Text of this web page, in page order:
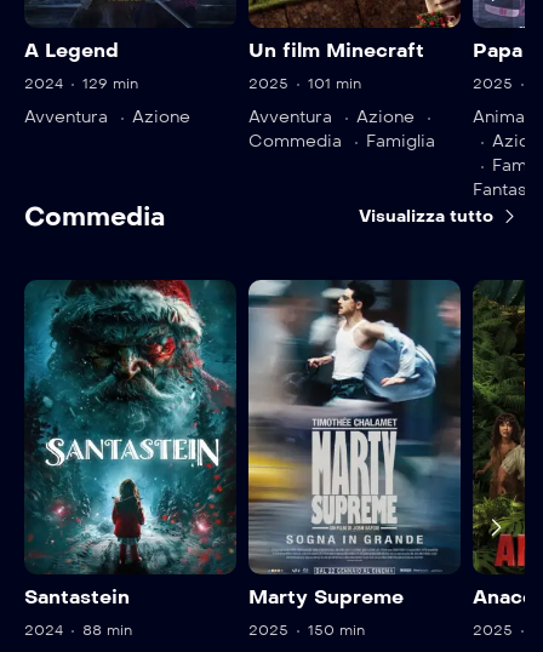
A Legend
2024 129 min
Avventura Azione
Un film Minecraft
2025 101 min
Avventura
Azione
Commedia
Famiglia
Papa
2025
Commedia Visualizza tutto
Santastein
2024 88 min
Marty Supreme
2025 150 min 2025